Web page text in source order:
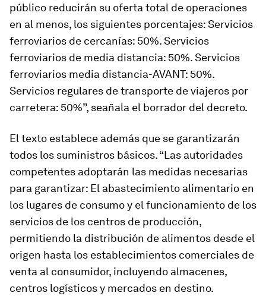
público reducirán su oferta total de operaciones
en al menos, los siguientes porcentajes: Servicios
ferroviarios de cercanías: 50%. Servicios
ferroviarios de media distancia: 50%. Servicios
ferroviarios media distancia-AVANT: 50%.
Servicios regulares de transporte de viajeros por
carretera: 50%”, seañala el borrador del decreto.
El texto establece además que se garantizarán
todos los suministros básicos. “Las autoridades
competentes adoptarán las medidas necesarias
para garantizar: El abastecimiento alimentario en
los lugares de consumo y el funcionamiento de los
servicios de los centros de producción,
permitiendo la distribución de alimentos desde el
origen hasta los establecimientos comerciales de
venta al consumidor, incluyendo almacenes,
centros logísticos y mercados en destino.